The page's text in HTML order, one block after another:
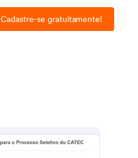
Cadastre-se gratuitamente!